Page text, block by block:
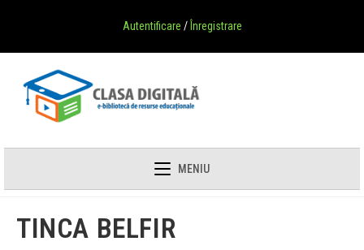
Autentificare / Înregistrare
MENIU
TINCA BELFIR